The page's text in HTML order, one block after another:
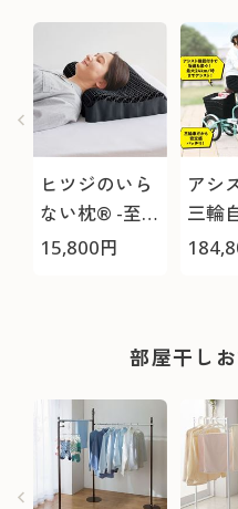
ヒツジのいら
ない枕® -至
極-
15,800円
アシ
三輪
部屋干し